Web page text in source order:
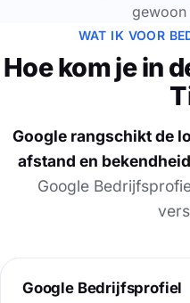
gewoon
WAT IK VOOR
Hoe kom je in
Google rangschikt de
afstand en
Google
Google Bedrijfsprofiel